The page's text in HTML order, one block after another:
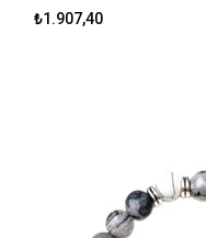
₺1.907,40